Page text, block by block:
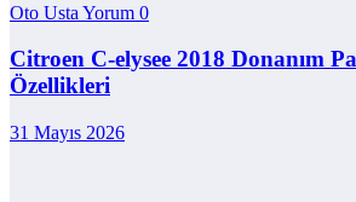
Oto Usta Yorum 0
Citroen C-elysee 2018 Donanım
Özellikleri
31 Mayıs 2026